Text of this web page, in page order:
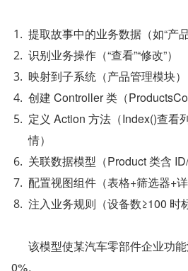
提取故事中的业务数据（如“产品
识别业务操作（“查看”“修改”）
映射到子系统（产品管理模块）
创建 Controller 类（
定义 Action 方法（Index()查看
情）
关联数据模型（Product 类含
配置视图组件（表格+筛选器+详
注入业务规则（设备数≥100 时
0%。